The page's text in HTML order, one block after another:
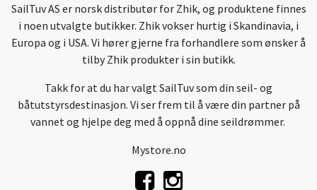
SailTuv AS er norsk distributør for Zhik, og produktene finnes
i noen utvalgte butikker. Zhik vokser hurtig i Skandinavia, i
Europa og i USA. Vi hører gjerne fra forhandlere som ønsker å
tilby Zhik produkter i sin butikk.
Takk for at du har valgt SailTuv som din seil- og
båtutstyrsdestinasjon. Vi ser frem til å være din partner på
vannet og hjelpe deg med å oppnå dine seildrømmer.
Mystore.no